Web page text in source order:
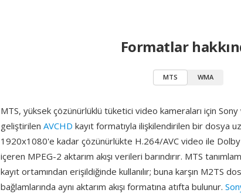
Formatlar
MTS WMA
MTS, yüksek çözünürlüklü tüketici video kameraları için
geliştirilen AVCHD kayıt formatıyla ilişkilendirilen bir dosya
1920x1080'e kadar çözünürlükte H.264/AVC video ile
içeren MPEG-2 aktarım akışı verileri barındırır. MTS
kayıt ortamından erişildiğinde kullanılır; buna karşın M2TS
bağlamlarında aynı aktarım akışı formatına atıfta bulunur.